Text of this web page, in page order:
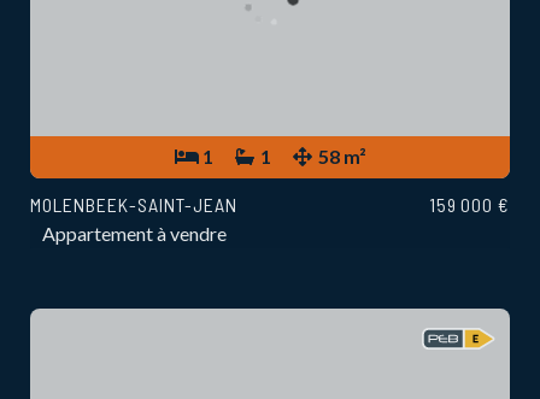
1 1 58 m²
MOLENBEEK-SAINT-JEAN
Appartement à vendre
159 000 €